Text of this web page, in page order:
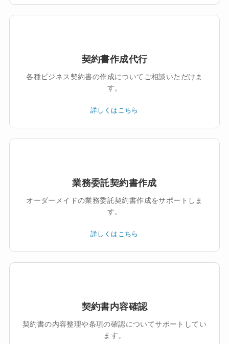
契約書作成代行
各種ビジネス契約書の作成についてご相談いただけま
す。
詳しくはこちら
業務委託契約書作成
オーダーメイドの業務委託契約書作成をサポートしま
す。
詳しくはこちら
契約書内容確認
契約書の内容整理や条項の確認についてサポートしてい
ます。